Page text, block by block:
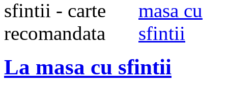
La masa cu sfintii